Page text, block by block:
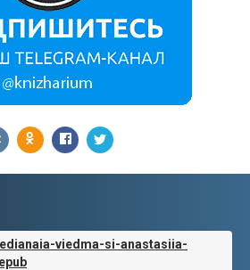
viedma-si-anastasiia-